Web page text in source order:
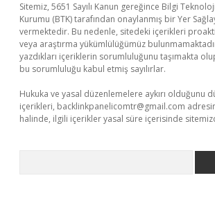
Sitemiz, 5651 Sayılı Kanun gereğince Bilgi
Kurumu (BTK) tarafından onaylanmış bir Yer
vermektedir. Bu nedenle, sitedeki içerikleri
veya araştırma yükümlülüğümüz
yazdıkları içeriklerin sorumluluğunu taşımakta
bu sorumluluğu kabul etmiş sayılırlar.
Hukuka ve yasal düzenlemelere aykırı olduğunu
içerikleri, backlinkpanelicomtr@gmail.com
halinde, ilgili içerikler yasal süre içerisinde